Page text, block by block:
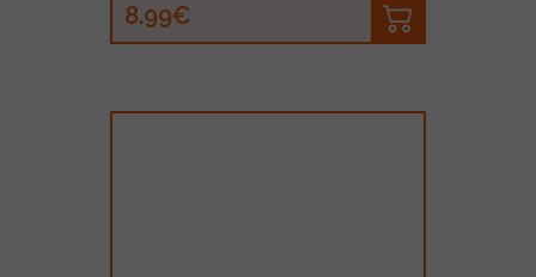
8.99€